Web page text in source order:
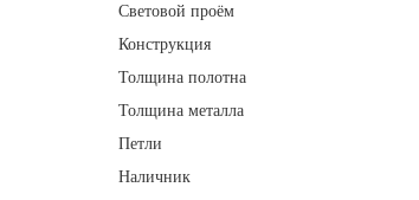
Световой проём
Конструкция
Толщина полотна
Толщина металла
Петли
Наличник